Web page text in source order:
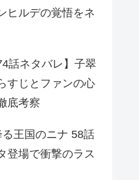
ヒルデの覚悟をネ
話ネタバレ】子翠
すじとファンの心
底考察
る王国のニナ 58話
登場で衝撃のラス